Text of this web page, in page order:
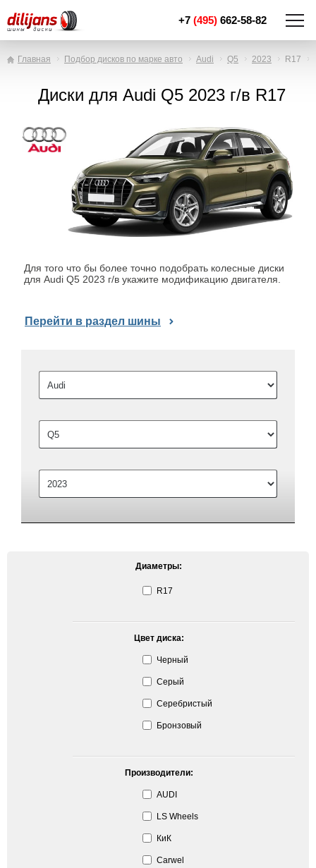
+7 (495) 662-58-82
Главная Подбор дисков по марке авто Audi Q5 2023 R17
Диски для Audi Q5 2023 г/в R17
Для того что бы более точно подобрать колесные диски
для Audi Q5 2023 г/в укажите модификацию двигателя.
Перейти в раздел шины
Диаметры:
R17
Цвет диска:
Черный
Серый
Серебристый
Бронзовый
Производители:
AUDI
LS Wheels
КиК
Carwel